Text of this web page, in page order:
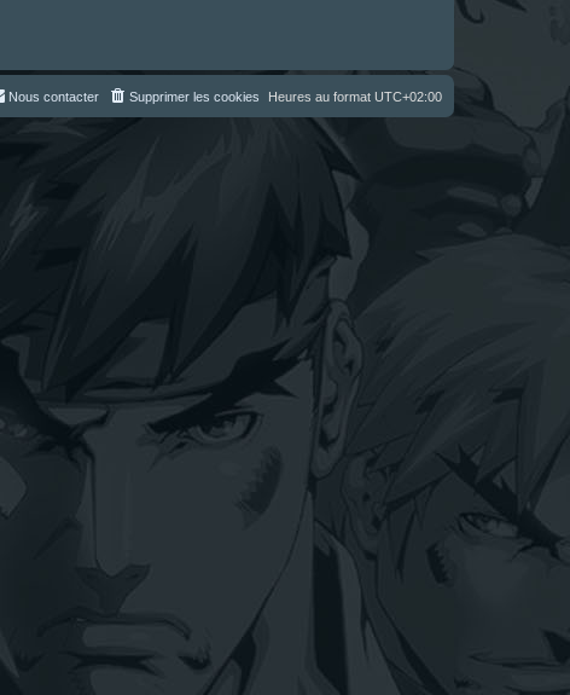
Heures au format UTC+02:00
Supprimer les cookies
Nous contacter